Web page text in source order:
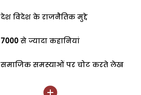
देश विदेश के राजनैतिक मुद्दे
7000 से ज्यादा कहानियां
समाजिक समस्याओं पर चोट करते लेख